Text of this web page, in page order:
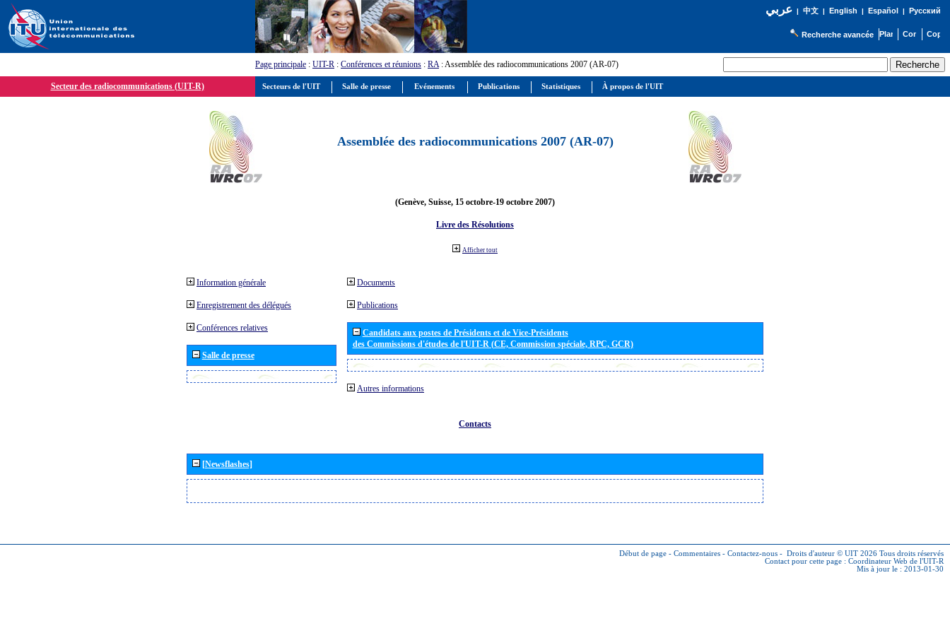
عربي| 中文| English | Español | Русский
Recherche avancée
Page principale : UIT-R : Conférences et réunions : RA: Assemblée des radiocommunications 2007 (AR-07)
Secteur des radiocommunications (UIT-R)
Assemblée des radiocommunications 2007 (AR-07)
(Genève, Suisse, 15 octobre-19 octobre 2007)
Livre des Résolutions
Afficher tout
Information générale
Enregistrement des délégués
Conférences relatives
Salle de presse
Documents
Publications
Candidats aux postes de Présidents et de Vice-Présidents
des Commissions d'études de l'UIT-R (CE, Commission spéciale, RPC, GCR)
Autres informations
Contacts
[Newsflashes]
Début de page - Commentaires - Contactez-nous - Droits d'auteur © UIT 2026 Tous droits réservés
Contact pour cette page : Coordinateur Web de l'UIT-R
Mis à jour le : 2013-01-30
Secteurs de l'UIT Salle de presse Evénements Publications Statistiques À propos de l'UIT